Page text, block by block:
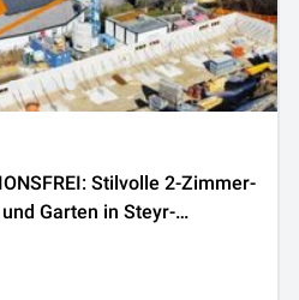
Stilvolle 2-Zimmer-
Garten in Steyr-